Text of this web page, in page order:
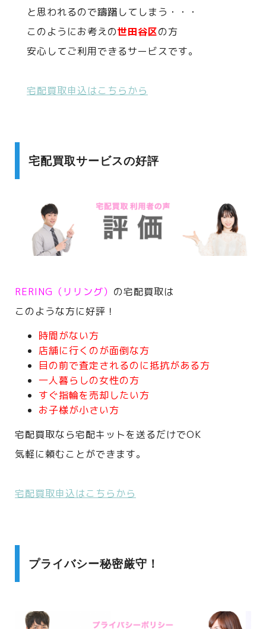
と思われるので躊躇してしまう・・・
このようにお考えの世田谷区の方
安心してご利用できるサービスです。
宅配買取申込はこちらから
宅配買取サービスの好評
RERING（リリング） の宅配買取は
このような方に好評！
時間がない方
店舗に行くのが面倒な方
目の前で査定されるのに抵抗がある方
一人暮らしの女性の方
すぐ指輪を売却したい方
お子様が小さい方
宅配買取なら宅配キットを送るだけでOK
気軽に頼むことができます。
宅配買取申込はこちらから
プライバシー秘密厳守！